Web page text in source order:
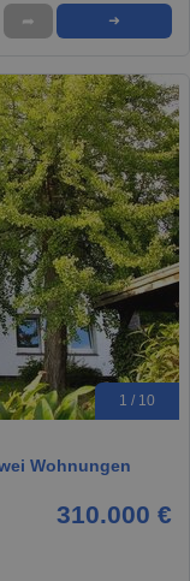
➦ ➜
1 / 10
Wohnungen
310.000 €